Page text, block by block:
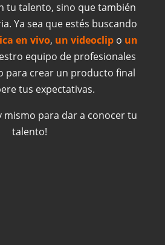
tu talento, sino que también
Ya sea que estés buscando
en vivo, un videoclip o un
equipo de profesionales
para crear un producto final
tus expectativas.
mismo para dar a conocer tu
talento!